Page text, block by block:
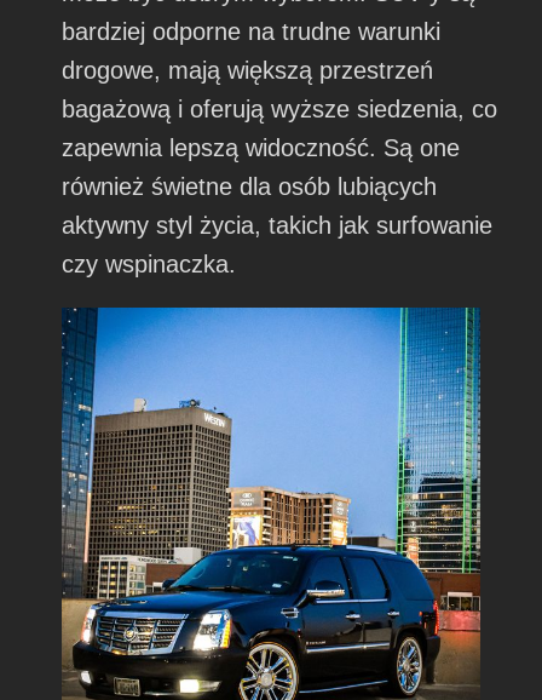
bardziej odporne na trudne warunki
drogowe, mają większą przestrzeń
bagażową i oferują wyższe siedzenia, co
zapewnia lepszą widoczność. Są one
również świetne dla osób lubiących
aktywny styl życia, takich jak surfowanie
czy wspinaczka.